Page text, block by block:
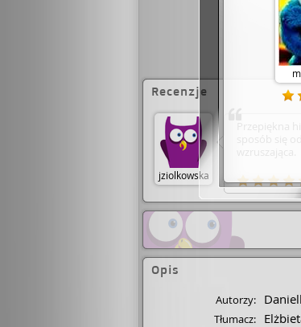
Recenzje
jziolkowska
Opis
Autorzy:
Tłumacz: